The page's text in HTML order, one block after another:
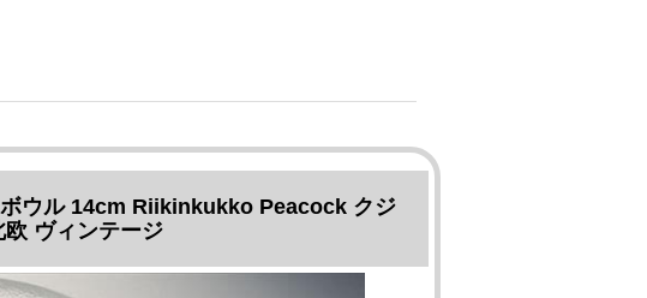
ウル 14cm Riikinkukko Peacock クジ
ヴィンテージ